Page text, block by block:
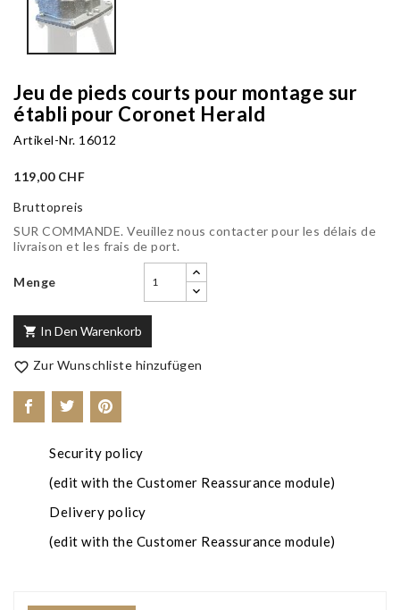
Jeu de pieds courts pour montage sur
établi pour Coronet Herald
Artikel-Nr. 16012
119,00 CHF
Bruttopreis
SUR COMMANDE. Veuillez nous contacter pour les délais de
livraison et les frais de port.
Menge
 In Den Warenkorb
 Zur Wunschliste hinzufügen
Security policy
(edit with the Customer Reassurance module)
Delivery policy
(edit with the Customer Reassurance module)